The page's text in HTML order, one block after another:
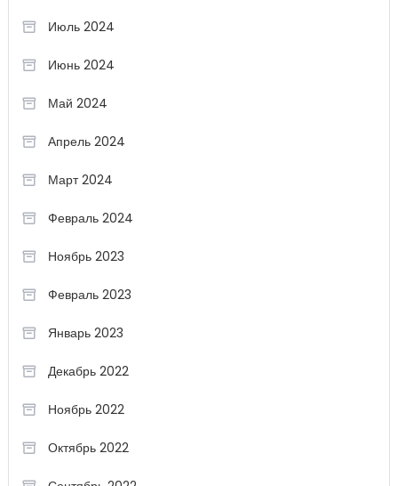
Июль 2024
Июнь 2024
Май 2024
Апрель 2024
Март 2024
Февраль 2024
Ноябрь 2023
Февраль 2023
Январь 2023
Декабрь 2022
Ноябрь 2022
Октябрь 2022